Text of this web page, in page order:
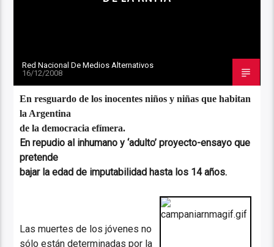
Red Nacional De Medios Alternativos
16/12/2008
En resguardo de los inocentes niños y niñas que habitan
la Argentina
de la democracia efímera.
En repudio al inhumano y ‘adulto’ proyecto-ensayo que
pretende
bajar la edad de imputabilidad hasta los 14 años.
Las muertes de los jóvenes no
sólo están determinadas por la